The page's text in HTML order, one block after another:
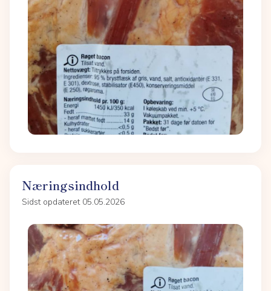
Næringsindhold
Sidst opdateret 05.05.2026